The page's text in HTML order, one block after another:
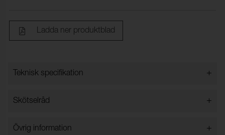
Ladda ner produktblad
Teknisk specifikation +
Bredd:
Skötselråd +
Vattentvätt 60 grader
Övrig information +